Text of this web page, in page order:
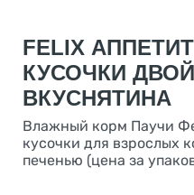
FELIX
КУСОЧКИ
ВКУСНЯТИНА
Влажный корм Паучи
кусочки для взрослых
печенью (цена за